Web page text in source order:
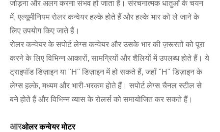
जोड़ना और अलग करना संभव हो जाता है। संरचनात्मक धातुओं के चयन
में, एल्यूमीनियम रोलर कन्वेयर हल्के होते हैं और हल्के भार को ले जाने के
लिए उपयोग किए जाते हैं।
रोलर कन्वेयर के सपोर्ट लेग्स कन्वेयर और उसके भार की ज़रूरतों को पूरा
करने के लिए विभिन्न आकारों, सामग्रियों और शैलियों में उपलब्ध होते हैं। ये
ट्राइपॉड डिज़ाइन या "H" डिज़ाइन में हो सकते हैं, जहाँ "H" डिज़ाइन के
लेग्स हल्के, मध्यम और भारी-भरकम होते हैं। सपोर्ट लेग्स चैनल स्टील से
बने होते हैं और विभिन्न व्यास के रोलर्स को समायोजित कर सकते हैं।
आरओलर कन्वेयर मोटर